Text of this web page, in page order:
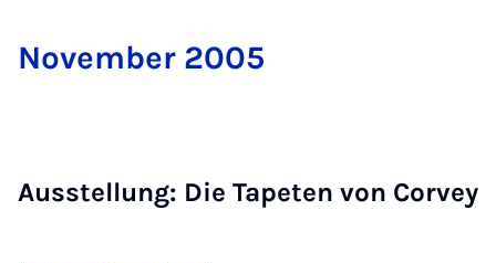
No­vem­ber 2005
Ausstel­lung: Die Ta­pe­ten von Cor­vey